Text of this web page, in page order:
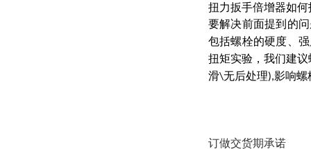
扭力扳手倍增器如
要解决前面提到的
包括螺栓的硬度、
扭矩实验，我们建
滑\无后处理),影响螺
订做交货期承诺